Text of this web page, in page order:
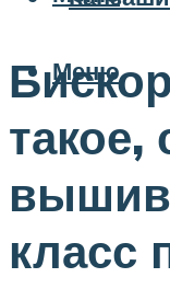
Меню
такое,
класс